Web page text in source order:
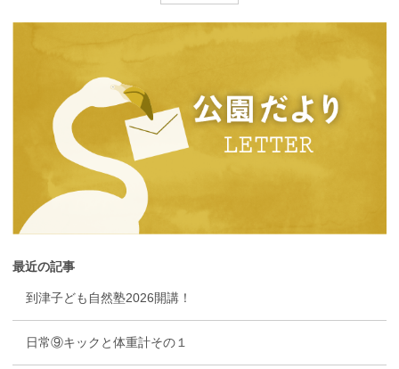
最近の記事
到津子ども自然塾2026開講！
日常⑨キックと体重計その１